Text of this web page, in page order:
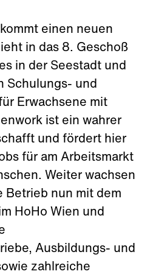
einen neuen
in das 8. Geschoß
in der Seestadt und
Schulungs- und
Erwachsene mit
ist ein wahrer
und fördert hier
für am Arbeitsmarkt
Weiter wachsen
Betrieb nun mit dem
HoHo Wien und
Ausbildungs- und
zahlreiche